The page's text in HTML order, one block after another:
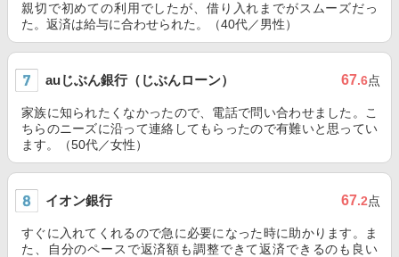
親切で初めての利用でしたが、借り入れまでがスムーズだっ
た。返済は給与に合わせられた。（40代／男性）
auじぶん銀行（じぶんローン） 67.6点
家族に知られたくなかったので、電話で問い合わせました。こ
ちらのニーズに沿って連絡してもらったので有難いと思ってい
ます。（50代／女性）
イオン銀行 67.2点
すぐに入れてくれるので急に必要になった時に助かります。ま
た、自分のペースで返済額も調整できて返済できるのも良い